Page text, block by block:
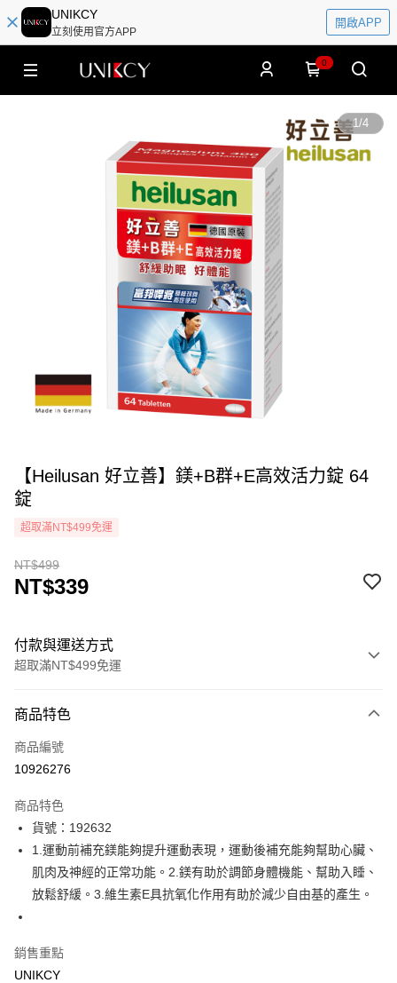
UNIKCY
立刻使用官方APP
開啟APP
0
1/4
【Heilusan 好立善】鎂+B群+E高效活力錠 64
錠
超取滿NT$499免運
NT$499
NT$339
付款與運送方式
超取滿NT$499免運
icash Pay
信用卡一次付款
LINE Pay
Apple Pay
街口支付
悠遊付
Google Pay
商品特色
商品編號
10926276
商品特色
貨號：192632
1.運動前補充鎂能夠提升運動表現，運動後補充能夠幫助心臟、
肌肉及神經的正常功能。2.鎂有助於調節身體機能、幫助入睡、
放鬆舒緩。3.維生素E具抗氧化作用有助於減少自由基的產生。
銷售重點
UNIKCY